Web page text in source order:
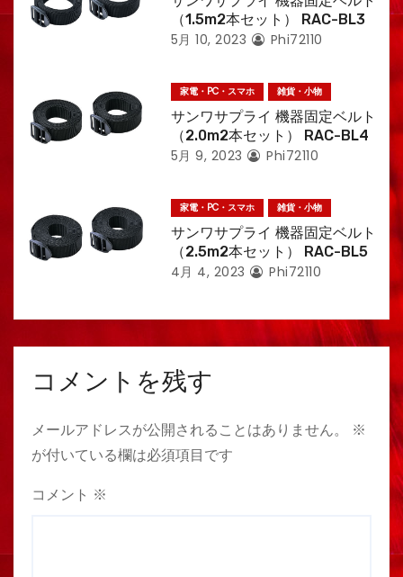
（1.5m2本セット） RAC-BL3
5月 10, 2023 Phi72110
家電・PC・スマホ 雑貨・小物
サンワサプライ 機器固定ベルト
（2.0m2本セット） RAC-BL4
5月 9, 2023 Phi72110
家電・PC・スマホ 雑貨・小物
サンワサプライ 機器固定ベルト
（2.5m2本セット） RAC-BL5
4月 4, 2023 Phi72110
コメントを残す
メールアドレスが公開されることはありません。
※
が付いている欄は必須項目です
コメント ※